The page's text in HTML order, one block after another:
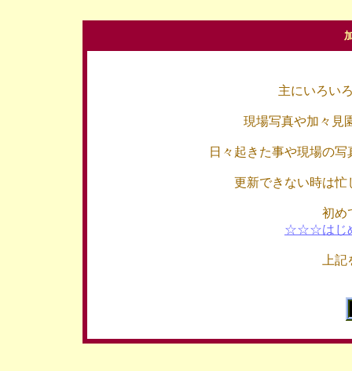
主にいろい
現場写真や加々見
日々起きた事や現場の
更新できない時は忙
初め
☆☆☆はじ
上